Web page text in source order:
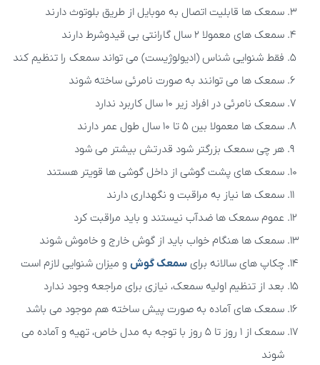
سمعک ها قابلیت اتصال به موبایل از طریق بلوتوث دارند
سمعک های معمولا 2 سال گارانتی بی قیدوشرط دارند
فقط شنوایی شناس (ادیولوژیست) می تواند سمعک را تنظیم کند
سمعک ها می توانند به صورت نامرئی ساخته شوند
سمعک نامرئی در افراد زیر 10 سال کاربرد ندارد
سمعک ها معمولا بین 5 تا 10 سال طول عمر دارند
هر چی سمعک بزرگتر شود قدرتش بیشتر می شود
سمعک های پشت گوشی از داخل گوشی ها قویتر هستند
سمعک ها نیاز به مراقبت و نگهداری دارند
عموم سمعک ها ضدآب نیستند و باید مراقبت کرد
سمعک ها هنگام خواب باید از گوش خارج و خاموش شوند
چکاپ های سالانه برای سمعک گوش و میزان شنوایی لازم است
بعد از تنظیم اولیه سمعک، نیازی برای مراجعه وجود ندارد
سمعک های آماده به صورت پیش ساخته هم موجود می باشد
سمعک از 1 روز تا 5 روز با توجه به مدل خاص، تهیه و آماده می
شوند